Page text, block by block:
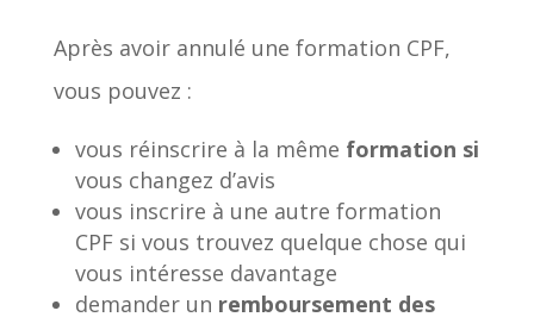
Après avoir annulé une formation CPF,
vous pouvez :
vous réinscrire à la même formation si
vous changez d’avis
vous inscrire à une autre formation
CPF si vous trouvez quelque chose qui
vous intéresse davantage
demander un remboursement des